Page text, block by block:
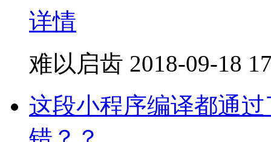
详情
难以启齿 2018-09-18
这段小程序编译都通